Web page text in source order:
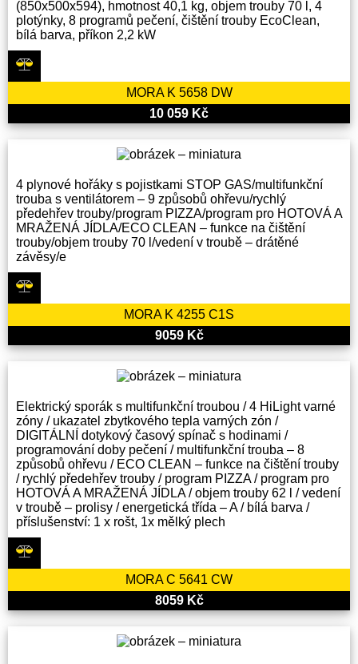
(850x500x594), hmotnost 40,1 kg, objem trouby 70 l, 4
plotýnky, 8 programů pečení, čištění trouby EcoClean,
bílá barva, příkon 2,2 kW
MORA K 5658 DW
10 059 Kč
4 plynové hořáky s pojistkami STOP GAS/multifunkční
trouba s ventilátorem – 9 způsobů ohřevu/rychlý
předehřev trouby/program PIZZA/program pro HOTOVÁ A
MRAŽENÁ JÍDLA/ECO CLEAN – funkce na čištění
trouby/objem trouby 70 l/vedení v troubě – drátěné
závěsy/e
MORA K 4255 C1S
9059 Kč
Elektrický sporák s multifunkční troubou / 4 HiLight varné
zóny / ukazatel zbytkového tepla varných zón /
DIGITÁLNÍ dotykový časový spínač s hodinami /
programování doby pečení / multifunkční trouba – 8
způsobů ohřevu / ECO CLEAN – funkce na čištění trouby
/ rychlý předehřev trouby / program PIZZA / program pro
HOTOVÁ A MRAŽENÁ JÍDLA / objem trouby 62 l / vedení
v troubě – prolisy / energetická třída – A / bílá barva /
příslušenství: 1 x rošt, 1x mělký plech
MORA C 5641 CW
8059 Kč